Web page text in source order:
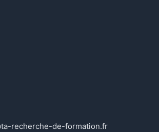
recherche-de-formation.fr